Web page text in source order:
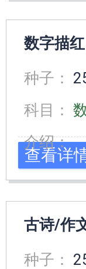
数字描红
种子：
科目：
介绍：
查看详
古诗/作
种子：